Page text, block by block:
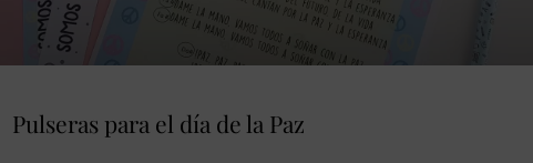
Pulseras para el día de la Paz